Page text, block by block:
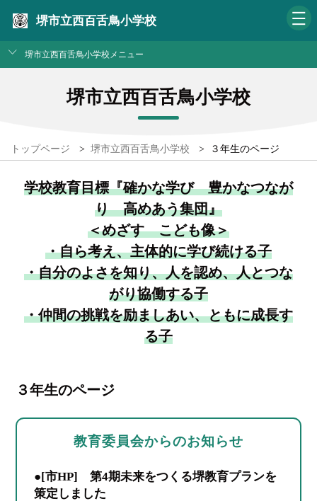
堺市立西百舌鳥小学校
堺市立西百舌鳥小学校メニュー
堺市立西百舌鳥小学校
トップページ > 堺市立西百舌鳥小学校 > ３年生のページ
学校教育目標『確かな学び 豊かなつなが
り 高めあう集団』
＜めざす こども像＞
・自ら考え、主体的に学び続ける子
・自分のよさを知り、人を認め、人とつな
がり協働する子
・仲間の挑戦を励ましあい、ともに成長す
る子
３年生のページ
教育委員会からのお知らせ
●[市HP] 第4期未来をつくる堺教育プランを
策定しました